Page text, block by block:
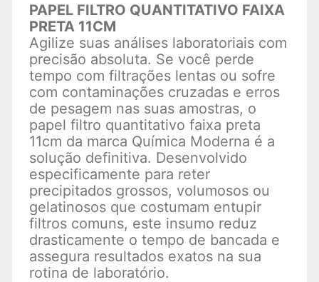
PAPEL FILTRO QUANTITATIVO FAIXA
PRETA 11CM
Agilize suas análises laboratoriais com
precisão absoluta. Se você perde
tempo com filtrações lentas ou sofre
com contaminações cruzadas e erros
de pesagem nas suas amostras, o
papel filtro quantitativo faixa preta
11cm da marca Química Moderna é a
solução definitiva. Desenvolvido
especificamente para reter
precipitados grossos, volumosos ou
gelatinosos que costumam entupir
filtros comuns, este insumo reduz
drasticamente o tempo de bancada e
assegura resultados exatos na sua
rotina de laboratório.